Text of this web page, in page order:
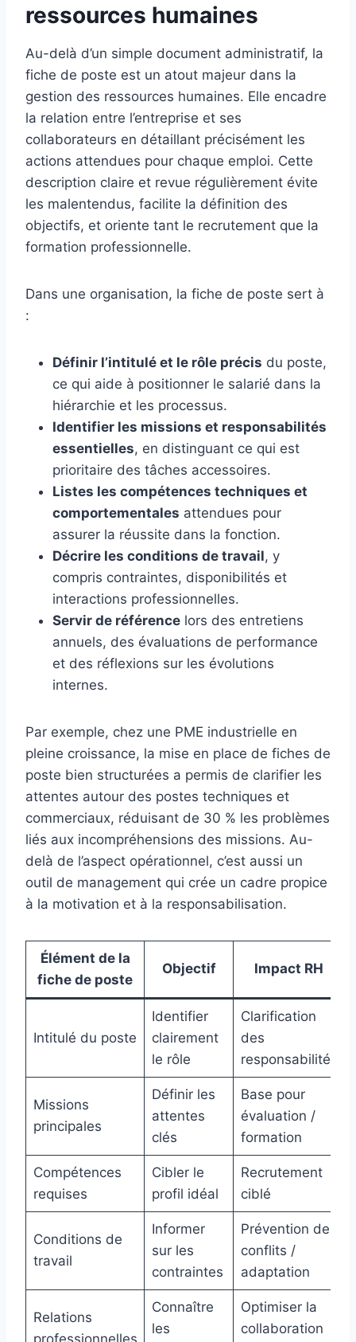
ressources humaines
Au-delà d’un simple document administratif, la
fiche de poste est un atout majeur dans la
gestion des ressources humaines. Elle encadre
la relation entre l’entreprise et ses
collaborateurs en détaillant précisément les
actions attendues pour chaque emploi. Cette
description claire et revue régulièrement évite
les malentendus, facilite la définition des
objectifs, et oriente tant le recrutement que la
formation professionnelle.
Dans une organisation, la fiche de poste sert à
:
Définir l’intitulé et le rôle précis du poste,
ce qui aide à positionner le salarié dans la
hiérarchie et les processus.
Identifier les missions et responsabilités
essentielles, en distinguant ce qui est
prioritaire des tâches accessoires.
Listes les compétences techniques et
comportementales attendues pour
assurer la réussite dans la fonction.
Décrire les conditions de travail, y
compris contraintes, disponibilités et
interactions professionnelles.
Servir de référence lors des entretiens
annuels, des évaluations de performance
et des réflexions sur les évolutions
internes.
Par exemple, chez une PME industrielle en
pleine croissance, la mise en place de fiches de
poste bien structurées a permis de clarifier les
attentes autour des postes techniques et
commerciaux, réduisant de 30 % les problèmes
liés aux incompréhensions des missions. Au-
delà de l’aspect opérationnel, c’est aussi un
outil de management qui crée un cadre propice
à la motivation et à la responsabilisation.
Élément de la
fiche de poste
Objectif Impact RH
Intitulé du poste
Identifier
clairement
le rôle
Clarification
des
responsabilités
Missions
principales
Définir les
attentes
clés
Base pour
évaluation /
formation
Compétences
requises
Cibler le
profil idéal
Recrutement
ciblé
Conditions de
travail
Informer
sur les
contraintes
Prévention des
conflits /
adaptation
Relations
professionnelles
Connaître
les
Optimiser la
collaboration